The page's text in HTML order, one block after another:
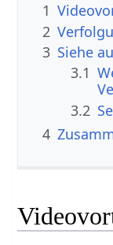
1
2
3 Siehe
3.1
3.2
4